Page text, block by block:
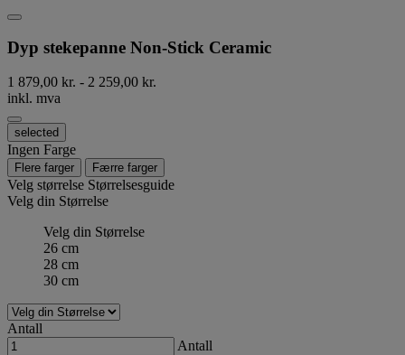
Dyp stekepanne Non-Stick Ceramic
1 879,00 kr. - 2 259,00 kr.
inkl. mva
selected
Ingen Farge
Flere farger Færre farger
Velg størrelse Størrelsesguide
Velg din Størrelse
Velg din Størrelse
26 cm
28 cm
30 cm
Antall
Antall